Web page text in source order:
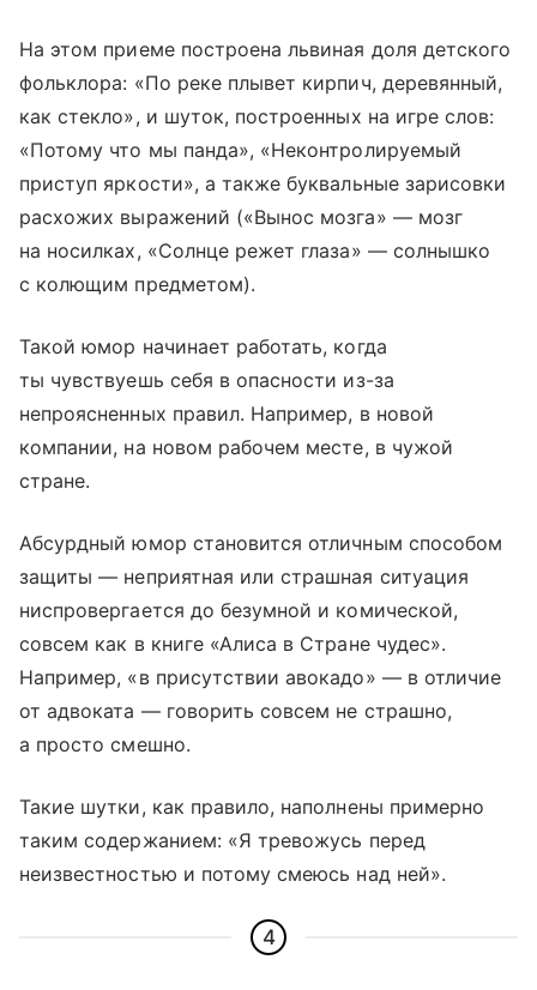
На этом приеме построена львиная доля детского
фольклора: «По реке плывет кирпич, деревянный,
как стекло», и шуток, построенных на игре слов:
«Потому что мы панда», «Неконтролируемый
приступ яркости», а также буквальные зарисовки
расхожих выражений («Вынос мозга» — мозг
на носилках, «Солнце режет глаза» — солнышко
с колющим предметом).
Такой юмор начинает работать, когда
ты чувствуешь себя в опасности из-за
непроясненных правил. Например, в новой
компании, на новом рабочем месте, в чужой
стране.
Абсурдный юмор становится отличным способом
защиты — неприятная или страшная ситуация
ниспровергается до безумной и комической,
совсем как в книге «Алиса в Стране чудес».
Например, «в присутствии авокадо» — в отличие
от адвоката — говорить совсем не страшно,
а просто смешно.
Такие шутки, как правило, наполнены примерно
таким содержанием: «Я тревожусь перед
неизвестностью и потому смеюсь над ней».
4